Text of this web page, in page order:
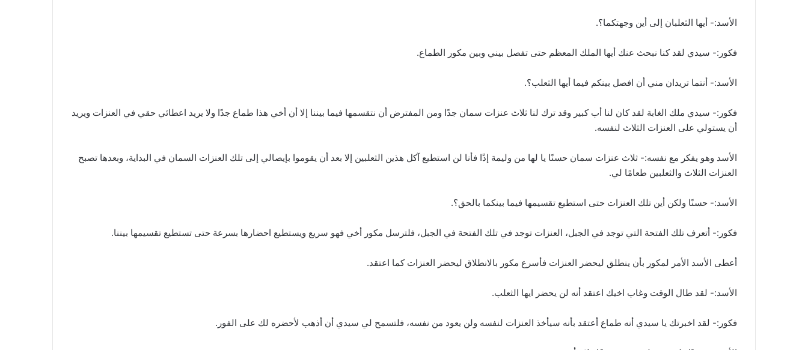
الأسد:- أيها الثعلبان إلى أين وجهتكما؟.
فكور:- سيدي لقد كنا نبحث عنك أيها الملك المعظم حتى تفصل بيني وبين مكور الطماع.
الأسد:- أنتما تريدان مني أن افصل بينكم فيما أيها الثعلب؟.
فكور:- سيدي ملك الغابة لقد كان لنا أب كبير وقد ترك لنا ثلاث عنزات سمان جدًا ومن المفترض أن نتقسمها فيما بيننا إلا أن أخي هذا طماع جدًا ولا يريد اعطائي حقي في العنزات ويريد
أن يستولي على العنزات الثلاث لنفسه.
الأسد وهو يفكر مع نفسه:- ثلاث عنزات سمان حسنًا يا لها من وليمة إذًا فأنا لن استطيع آكل هذين الثعلبين إلا بعد أن يقوموا بإيصالي إلى تلك العنزات السمان في البداية، وبعدها تصبح
العنزات الثلاث والثعلبين طعامًا لي.
الأسد:- حسنًا ولكن أين تلك العنزات حتى استطيع تقسيمها فيما بينكما بالحق؟.
فكور:- أتعرف تلك الفتحة التي توجد في الجبل، العنزات توجد في تلك الفتحة في الجبل، فلترسل مكور أخي فهو سريع ويستطيع احضارها بسرعة حتى تستطيع تقسيمها بيننا.
أعطى الأسد الأمر لمكور بأن ينطلق ليحضر العنزات فأسرع مكور بالانطلاق ليحضر العنزات كما اعتقد.
الأسد:- لقد طال الوقت وغاب اخيك اعتقد أنه لن يحضر ايها الثعلب.
فكور:- لقد اخبرتك يا سيدي أنه طماع أعتقد بأنه سيأخذ العنزات لنفسه ولن يعود من نفسه، فلتسمح لي سيدي أن أذهب لأحضره لك على الفور.